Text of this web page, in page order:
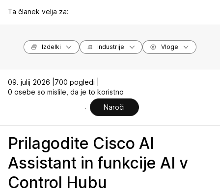
Ta članek velja za:
Izdelki Industrije Vloge
09. julij 2026 | 700 pogledi |
0 osebe so mislile, da je to koristno
Naroči
Prilagodite Cisco AI
Assistant in funkcije AI v
Control Hubu